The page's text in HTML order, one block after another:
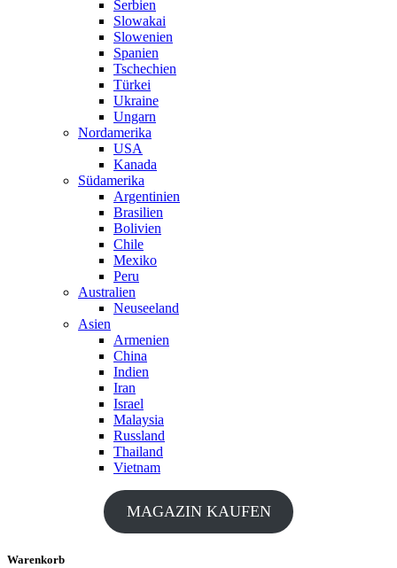
Serbien
Slowakai
Slowenien
Spanien
Tschechien
Türkei
Ukraine
Ungarn
Nordamerika
USA
Kanada
Südamerika
Argentinien
Brasilien
Bolivien
Chile
Mexiko
Peru
Australien
Neuseeland
Asien
Armenien
China
Indien
Iran
Israel
Malaysia
Russland
Thailand
Vietnam
MAGAZIN KAUFEN
Warenkorb